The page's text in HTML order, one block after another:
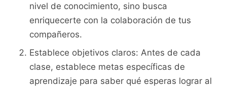
nivel ⁢de conocimiento, ⁢sino ⁤busca
enriquecerte con⁢ la colaboración ‌de ​tus
compañeros.
Establece objetivos‌ claros: Antes de ‍cada
clase, establece metas específicas de
aprendizaje ⁣para saber qué esperas lograr al